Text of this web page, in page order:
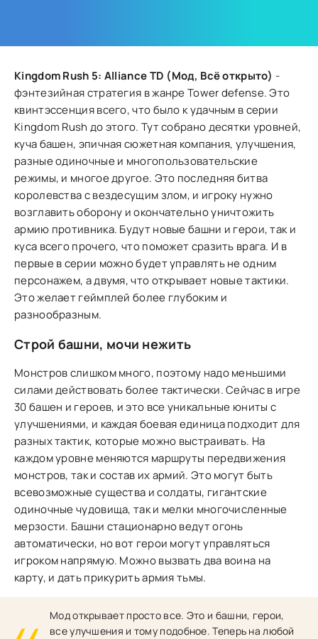
Kingdom Rush 5: Alliance TD (Мод, Всё открыто) -
фэнтезийная стратегия в жанре Tower defense. Это
квинтэссенция всего, что было к удачным в серии
Kingdom Rush до этого. Тут собрано десятки уровней,
куча башен, эпичная сюжетная компания, улучшения,
разные одиночные и многопользовательские
режимы, и многое другое. Это последняя битва
королевства с вездесущим злом, и игроку нужно
возглавить оборону и окончательно уничтожить
армию противника. Будут новые башни и герои, так и
куса всего прочего, что поможет сразить врага. И в
первые в серии можно будет управлять не одним
персонажем, а двумя, что открывает новые тактики.
Это желает геймплей более глубоким и
разнообразным.
Строй башни, мочи нежить
Монстров слишком много, поэтому надо меньшими
силами действовать более тактически. Сейчас в игре
30 башен и героев, и это все уникальные юниты с
улучшениями, и каждая боевая единица подходит для
разных тактик, которые можно выстраивать. На
каждом уровне меняются маршруты передвижения
монстров, так и состав их армий. Это могут быть
всевозможные существа и солдаты, гигантские
одиночные чудовища, так и мелки многочисленные
мерзости. Башни стационарно ведут огонь
автоматически, но вот герои могут управляться
игроком напрямую. Можно вызвать два воина на
карту, и дать прикурить армия тьмы.
Мод открывает просто все. Это и башни, герои,
все улучшения и тому подобное. Теперь на любой